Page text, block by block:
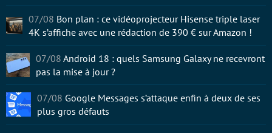
07/08 Bon plan : ce vidéoprojecteur Hisense triple laser
4K s’affiche avec une rédaction de 390 € sur Amazon !
07/08 Android 18 : quels Samsung Galaxy ne recevront
pas la mise à jour ?
07/08 Google Messages s’attaque enfin à deux de ses
plus gros défauts